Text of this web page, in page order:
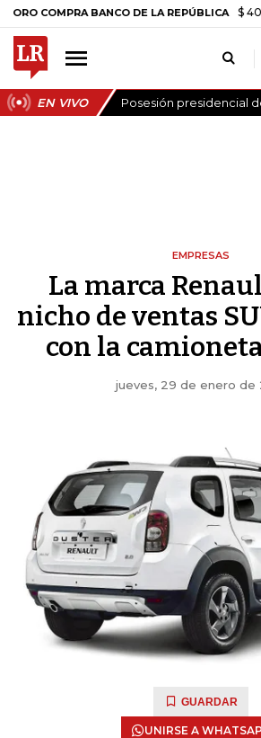
BANCO DE LA REPÚBLICA $
EN VIVO Posesión presidencial
EMPRESAS
La marca
nicho de ventas
con la
jueves, 29 de enero de
GUARDAR
UNIRSE A